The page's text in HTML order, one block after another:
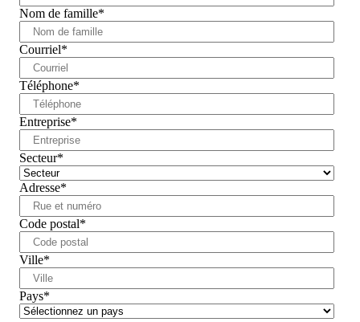
Nom de famille*
Courriel*
Téléphone*
Entreprise*
Secteur*
Adresse*
Code postal*
Ville*
Pays*